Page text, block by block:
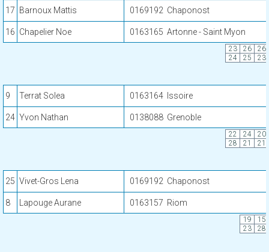
17 Barnoux Mattis 0169192 Chaponost
16 Chapelier Noe 0163165 Artonne - Saint Myon
23 26
26
24
25 23
9 Terrat Solea 0163164 Issoire
24 Yvon Nathan 0138088 Grenoble
22 24
20
28
21 21
25 Vivet-Gros Lena 0169192 Chaponost
8 Lapouge Aurane 0163157 Riom
19
15
23
28